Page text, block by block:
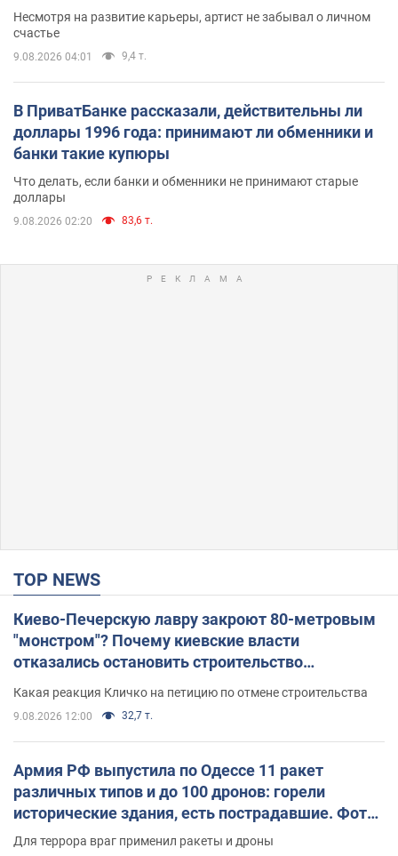
Несмотря на развитие карьеры, артист не забывал о личном
счастье
9.08.2026 04:01 9,4 т.
В ПриватБанке рассказали, действительны ли
доллары 1996 года: принимают ли обменники и
банки такие купюры
Что делать, если банки и обменники не принимают старые
доллары
9.08.2026 02:20 83,6 т.
TOP NEWS
Киево-Печерскую лавру закроют 80-метровым
"монстром"? Почему киевские власти
отказались остановить строительство
Какая реакция Кличко на петицию по отмене строительства
9.08.2026 12:00 32,7 т.
Армия РФ выпустила по Одессе 11 ракет
различных типов и до 100 дронов: горели
исторические здания, есть пострадавшие. Фото
и видео
Для террора враг применил ракеты и дроны